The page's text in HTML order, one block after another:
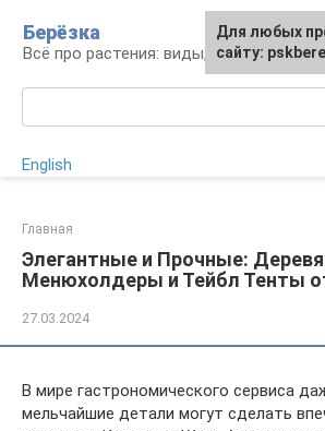
контенту
Берёзка
Всё про растения: виды, выращивание,
English
Главная
Элегантные и Прочные:
Менюхолдеры и Тейбл Тенты
27.03.2024
В мире гастрономического сервиса
мельчайшие детали могут сделать
Для любых
сайту: